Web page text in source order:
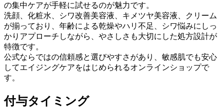
の集中ケアが手軽に試せるのが魅力です。
洗顔、化粧水、シワ改善美容液、キメツヤ美容液、クリーム
が揃っており、年齢による乾燥やハリ不足、シワ悩みにしっ
かりアプローチしながら、やさしさも大切にした処方設計が
特徴です。
公式ならではの信頼感と選びやすさがあり、敏感肌でも安心
してエイジングケアをはじめられるオンラインショップで
す。
付与タイミング